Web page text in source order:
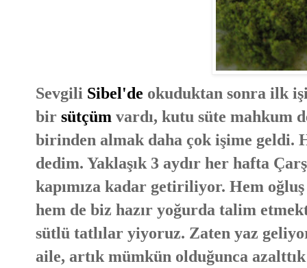
Sevgili Sibel'de okuduktan sonra ilk
bir sütçüm vardı, kutu süte mahkum
birinden almak daha çok işime geldi.
dedim. Yaklaşık 3 aydır her hafta
kapımıza kadar getiriliyor. Hem
hem de biz hazır yoğurda talim
sütlü tatlılar yiyoruz. Zaten yaz
aile, artık mümkün olduğunca azalttık